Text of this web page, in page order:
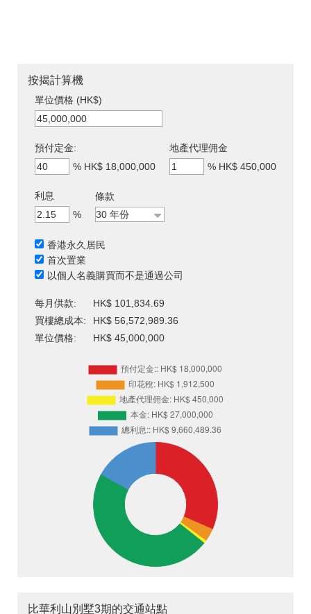
按揭計算機
單位價格 (HK$)
預付定金:
% HK$ 18,000,000
地產代理佣金
% HK$ 450,000
利息
%
條款
香港永久居民
首次置業
以個人名義購買而不是通過公司
每月供款:
HK$ 101,834.69
買樓總成本:
HK$ 56,572,989.36
單位價格:
HK$ 45,000,000
比華利山別墅3期的交通站點